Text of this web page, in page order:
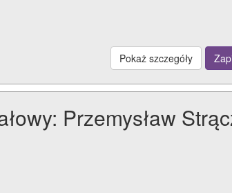
Pokaż szczegóły
Przemysław